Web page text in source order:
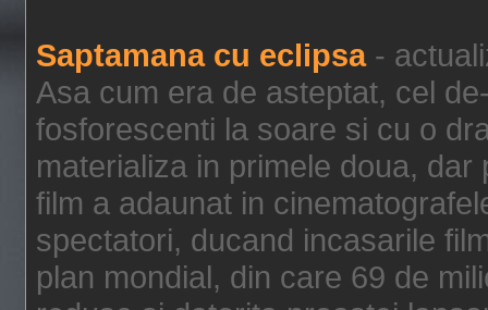
Saptamana cu eclipsa-
Asa cum era de asteptat, cel
fosforescenti la soare si cu o
materializa in primele doua,
film a adaunat in
spectatori, ducand incasarile
plan mondial, din care 69 de